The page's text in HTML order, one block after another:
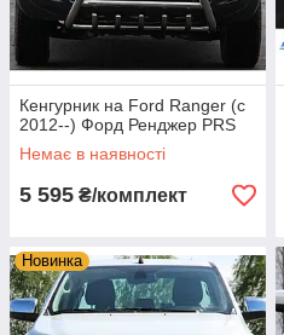
Кенгурник на Ford Ranger (c
2012--) Форд Ренджер PRS
Немає в наявності
5 595 ₴/комплект
Новинка